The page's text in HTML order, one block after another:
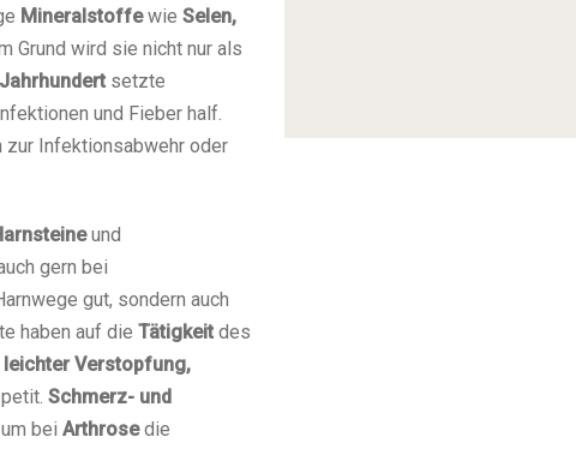
Mineralstoffewie Selen,
Grund wird sie nicht nur als
setzte
und Fieber half.
zur Infektionsabwehr oder
und
gern bei
gut, sondern auch
haben auf die Tätigkeit des
leichter Verstopfung,
Schmerz- und
bei Arthrosedie